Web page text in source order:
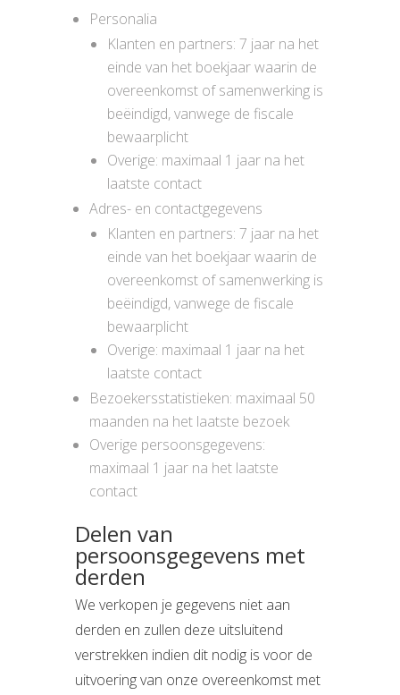
Personalia
Klanten en partners: 7 jaar na het
einde van het boekjaar waarin de
overeenkomst of samenwerking is
beëindigd, vanwege de fiscale
bewaarplicht
Overige: maximaal 1 jaar na het
laatste contact
Adres- en contactgegevens
Klanten en partners: 7 jaar na het
einde van het boekjaar waarin de
overeenkomst of samenwerking is
beëindigd, vanwege de fiscale
bewaarplicht
Overige: maximaal 1 jaar na het
laatste contact
Bezoekersstatistieken: maximaal 50
maanden na het laatste bezoek
Overige persoonsgegevens:
maximaal 1 jaar na het laatste
contact
Delen van
persoonsgegevens met
derden
We verkopen je gegevens niet aan
derden en zullen deze uitsluitend
verstrekken indien dit nodig is voor de
uitvoering van onze overeenkomst met